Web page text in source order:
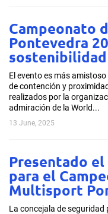
Campeonato
Pontevedra
sostenibilidad
El evento es más
de contención y
realizados por la
admiración de la World...
13 June, 2025
Presentado
para el
Multisport
La concejala de seguridad